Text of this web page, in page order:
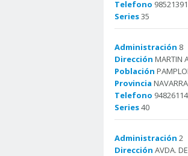
Telefono
Series35
Administración 8
Dirección MARTIN
Población
Provincia NAVARRA
Telefono
Series40
Administración 2
Dirección AVDA.